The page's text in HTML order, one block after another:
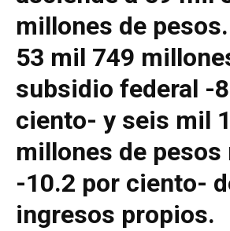
millones de
53 mil 749
subsidio federal -
ciento- y seis mil
millones de pesos
-10.2 por ciento-
ingresos propios.